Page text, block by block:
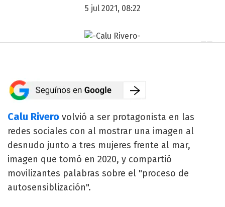
5 jul 2021, 08:22
Calu Rivero volvió a ser protagonista en las
redes sociales con al mostrar una imagen al
desnudo junto a tres mujeres frente al mar,
imagen que tomó en 2020, y compartió
movilizantes palabras sobre el "proceso de
autosensiblización".